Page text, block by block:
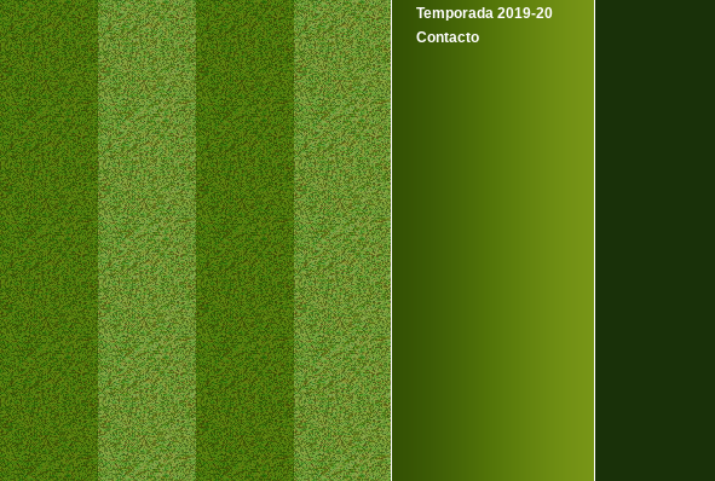
Temporada 2019-20
Contacto